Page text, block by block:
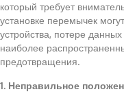
который требует
установке перемычек
устройства, потере
наиболее
предотвращения.
1. Неправильное